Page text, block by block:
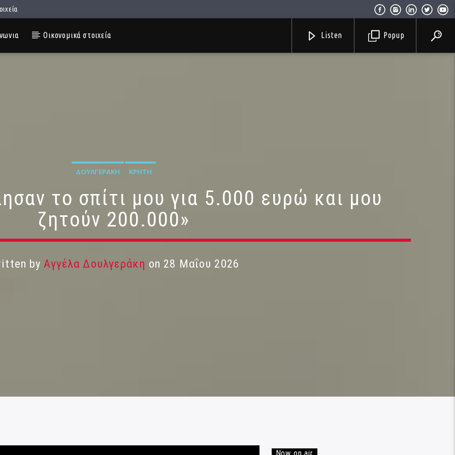
Οικονομικά στοιχεία Popup
Listen
ΔΟΥΛΓΕΡΆΚΗ ΚΡΉΤΗ
το σπίτι μου για 5.000 ευρώ και μου
ζητούν 200.000»
byΑγγέλα Δουλγεράκη on 28 Μαΐου 2026